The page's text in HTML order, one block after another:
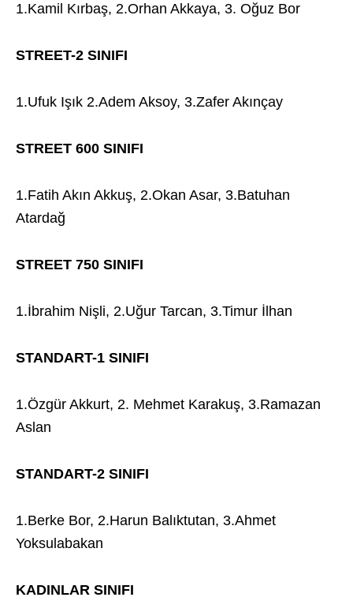
1.Kamil Kırbaş, 2.Orhan Akkaya, 3. Oğuz Bor
STREET-2 SINIFI
1.Ufuk Işık 2.Adem Aksoy, 3.Zafer Akınçay
STREET 600 SINIFI
1.Fatih Akın Akkuş, 2.Okan Asar, 3.Batuhan
Atardağ
STREET 750 SINIFI
1.İbrahim Nişli, 2.Uğur Tarcan, 3.Timur İlhan
STANDART-1 SINIFI
1.Özgür Akkurt, 2. Mehmet Karakuş, 3.Ramazan
Aslan
STANDART-2 SINIFI
1.Berke Bor, 2.Harun Balıktutan, 3.Ahmet
Yoksulabakan
KADINLAR SINIFI